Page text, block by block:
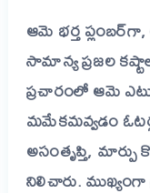
ఆమె భర్త
సామాన్య ప్రజల
ప్రచారంలో ఆమె
మమేకమవ్వడం
అసంతృప్తి, మార్పు
నిలిచారు.